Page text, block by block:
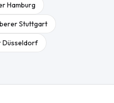
Hamburg
Stuttgart
Düsseldorf